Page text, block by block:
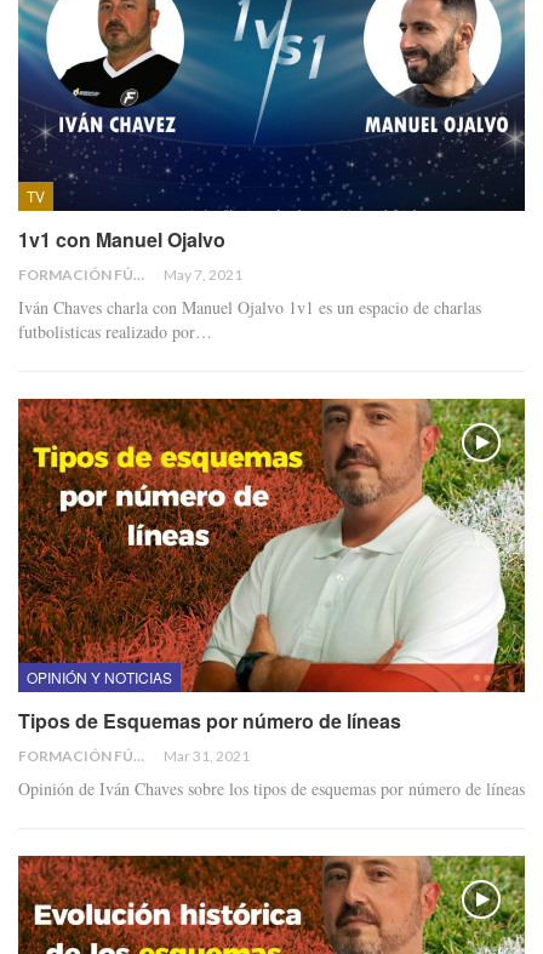
TV
1v1 con Manuel Ojalvo
FORMACIÓN FÚTBOL May 7, 2021
Iván Chaves charla con Manuel Ojalvo 1v1 es un espacio de charlas
futbolisticas realizado por…
OPINIÓN Y NOTICIAS
Tipos de Esquemas por número de líneas
FORMACIÓN FÚTBOL Mar 31, 2021
Opinión de Iván Chaves sobre los tipos de esquemas por número de líneas